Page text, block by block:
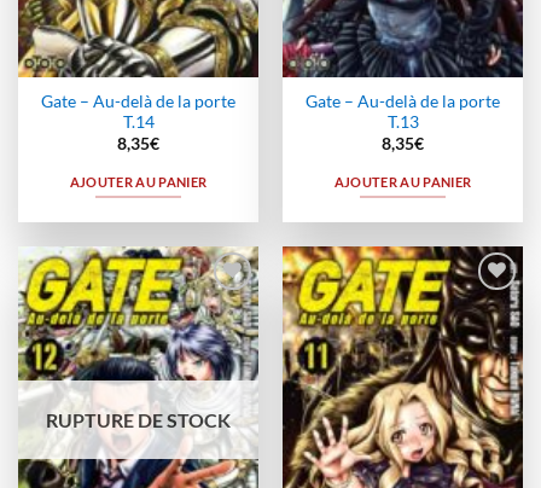
Gate – Au-delà de la porte
T.14
8,35€
AJOUTER AU PANIER
Gate – Au-delà de la porte
T.13
8,35€
AJOUTER AU PANIER
Ajouter
à la
wishlist
RUPTURE DE STOCK
Ajouter
à la
wishlist